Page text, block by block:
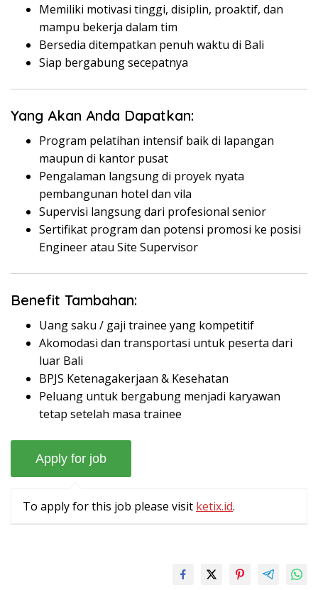
Memiliki motivasi tinggi, disiplin, proaktif, dan
mampu bekerja dalam tim
Bersedia ditempatkan penuh waktu di Bali
Siap bergabung secepatnya
Yang Akan Anda Dapatkan:
Program pelatihan intensif baik di lapangan
maupun di kantor pusat
Pengalaman langsung di proyek nyata
pembangunan hotel dan vila
Supervisi langsung dari profesional senior
Sertifikat program dan potensi promosi ke posisi
Engineer atau Site Supervisor
Benefit Tambahan:
Uang saku / gaji trainee yang kompetitif
Akomodasi dan transportasi untuk peserta dari
luar Bali
BPJS Ketenagakerjaan & Kesehatan
Peluang untuk bergabung menjadi karyawan
tetap setelah masa trainee
To apply for this job please visit ketix.id.